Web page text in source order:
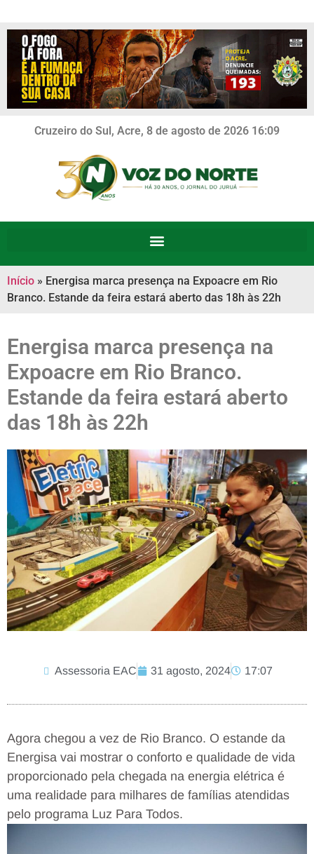
Cruzeiro do Sul, Acre, 8 de agosto de 2026 16:09
Início » Energisa marca presença na Expoacre em Rio
Branco. Estande da feira estará aberto das 18h às 22h
Energisa marca presença na
Expoacre em Rio Branco.
Estande da feira estará aberto
das 18h às 22h
Assessoria EAC 31 agosto, 2024 17:07
Agora chegou a vez de Rio Branco. O estande da
Energisa vai mostrar o conforto e qualidade de vida
proporcionado pela chegada na energia elétrica é
uma realidade para milhares de famílias atendidas
pelo programa Luz Para Todos.